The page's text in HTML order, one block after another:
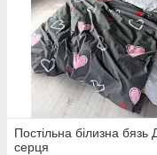
Постільна білизна бязь
серця